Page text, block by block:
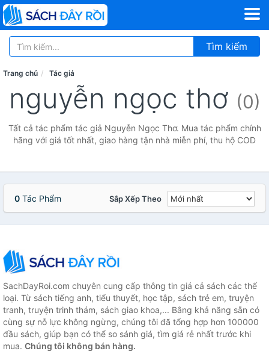
Tìm kiếm
Trang chủ Tác giả
nguyễn ngọc thơ (0)
Tất cả tác phẩm tác giả Nguyễn Ngọc Thơ. Mua tác phẩm chính
hãng với giá tốt nhất, giao hàng tận nhà miễn phí, thu hộ COD
0 Tác Phẩm Sắp Xếp Theo
SachDayRoi.com chuyên cung cấp thông tin giá cả sách các thể
loại. Từ sách tiếng anh, tiểu thuyết, học tập, sách trẻ em, truyện
tranh, truyện trinh thám, sách giao khoa,... Bằng khả năng sẵn có
cùng sự nỗ lực không ngừng, chúng tôi đã tổng hợp hơn 100000
đầu sách, giúp bạn có thể so sánh giá, tìm giá rẻ nhất trước khi
mua. Chúng tôi không bán hàng.